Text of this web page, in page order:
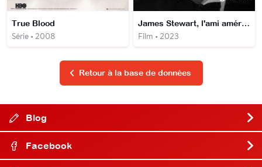
True Blood
Série • 2008
James Stewart, l'ami américain
Film • 2023
Retour à la base de données
Blog
Facebook